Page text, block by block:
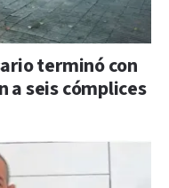
terminó con
a seis cómplices